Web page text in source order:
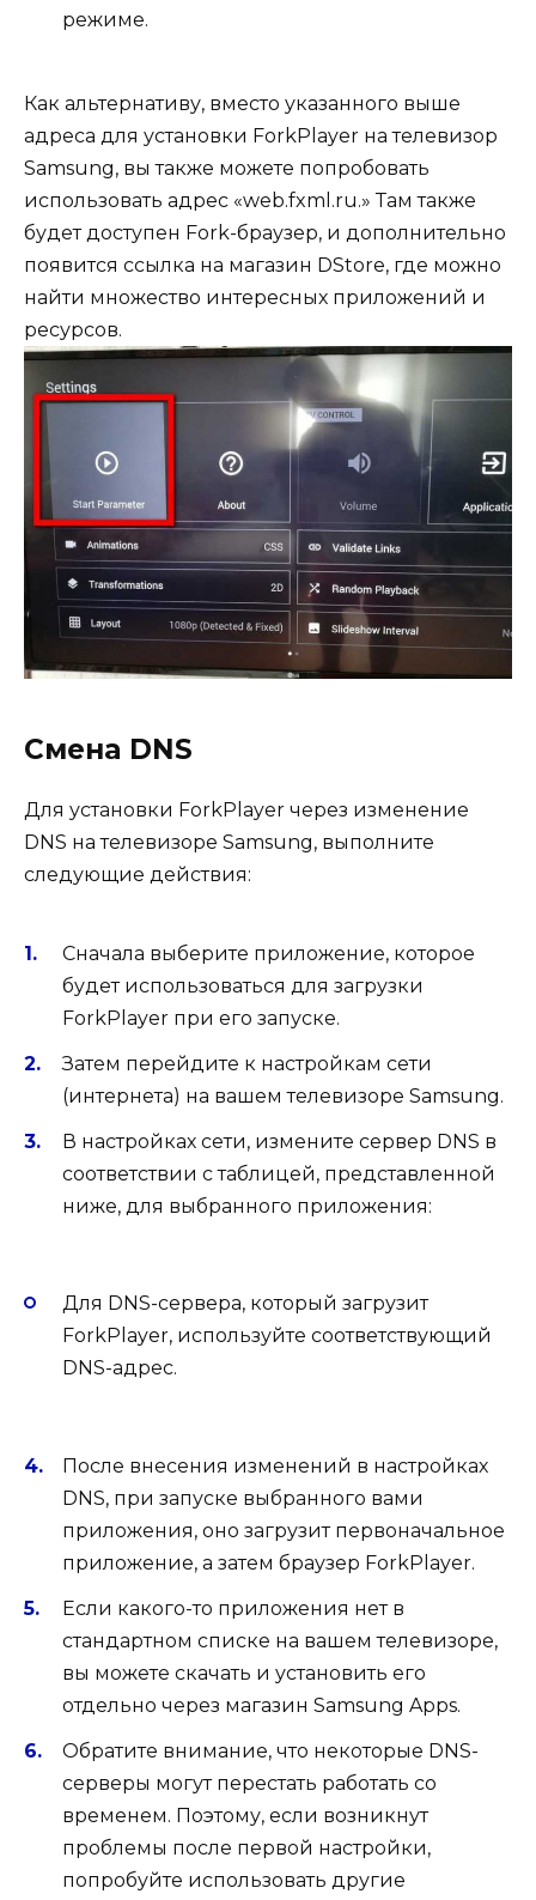
режиме.
Как альтернативу, вместо указанного выше
адреса для установки ForkPlayer на телевизор
Samsung, вы также можете попробовать
использовать адрес «web.fxml.ru.» Там также
будет доступен Fork-браузер, и дополнительно
появится ссылка на магазин DStore, где можно
найти множество интересных приложений и
ресурсов.
Смена DNS
Для установки ForkPlayer через изменение
DNS на телевизоре Samsung, выполните
следующие действия:
Сначала выберите приложение, которое
будет использоваться для загрузки
ForkPlayer при его запуске.
Затем перейдите к настройкам сети
(интернета) на вашем телевизоре Samsung.
В настройках сети, измените сервер DNS в
соответствии с таблицей, представленной
ниже, для выбранного приложения:
Для DNS-сервера, который загрузит
ForkPlayer, используйте соответствующий
DNS-адрес.
После внесения изменений в настройках
DNS, при запуске выбранного вами
приложения, оно загрузит первоначальное
приложение, а затем браузер ForkPlayer.
Если какого-то приложения нет в
стандартном списке на вашем телевизоре,
вы можете скачать и установить его
отдельно через магазин Samsung Apps.
Обратите внимание, что некоторые DNS-
серверы могут перестать работать со
временем. Поэтому, если возникнут
проблемы после первой настройки,
попробуйте использовать другие